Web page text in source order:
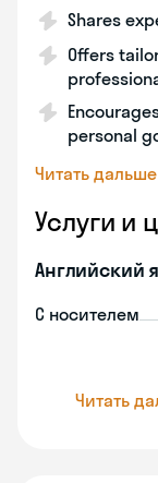
Shares
Offers
personal
Читать дальше
Услуги и
Английский
С носителем
Читать